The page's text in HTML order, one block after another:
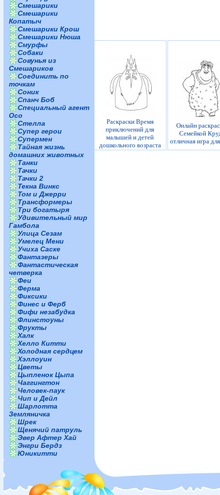
Смешарики
Смешарики
Копатыч
Смешарики Крош
Смешарики Нюша
Смурфы
Собаки
Совунья из
Смешариков
Соединить по
точкам
Соник
Спанч Боб
Специальный агент
Осо
Стелла
Супер герои
Супермен
Тайная жизнь
домашних животных
Танки
Тачки
Тачки 2
Текна Винкс
Том и Джерри
Трансформеры
Три богатыря
Удивительный мир
Гамбола
Улица Сезам
Умелец Мени
Учиха Саске
Фантазеры
Фантастическая
четверка
Феи
Ферма
Фиксики
Финес и Ферб
Фифи незабудка
Флинстоуны
Фрукты
Халк
Хелло Китти
Холодная сердцем
Хэллоуин
Цветы
Цыпленок Цыпа
Чаггингтон
Человек-паук
Чип и Дейл
Шарлотта
Земляничка
Шрек
Щенячий патруль
Эвер Афтер Хай
Энгри Бердз
Юникитти
Раскраски Время
приключений для
малышей и детей
дошкольного возраста
Онлайн
Семейкой
отличная игра